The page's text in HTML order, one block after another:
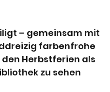
– gemeinsam mit
farbenfrohe
den Herbstferien als
zu sehen